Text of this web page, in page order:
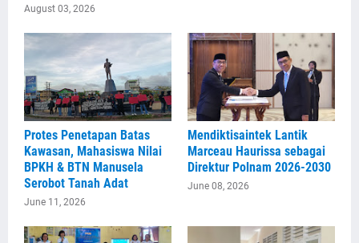
August 03, 2026
Protes Penetapan Batas
Kawasan, Mahasiswa Nilai
BPKH & BTN Manusela
Serobot Tanah Adat
June 11, 2026
Mendiktisaintek Lantik
Marceau Haurissa sebagai
Direktur Polnam 2026-2030
June 08, 2026